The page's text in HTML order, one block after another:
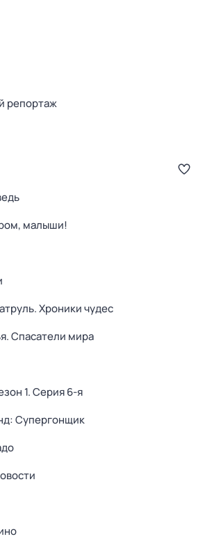
репортаж
малыши!
Хроники чудес
Спасатели мира
1. Серия 6-я
Супергонщик